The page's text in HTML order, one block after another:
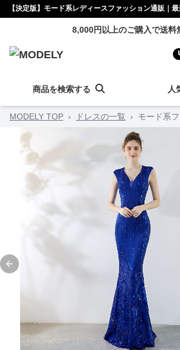
【決定版】モード系レディースファッション通販｜
8,000円以上のご購入で送料
商品を検索する 人
MODELY TOP › ドレスの一覧 › モード系
Previous slide